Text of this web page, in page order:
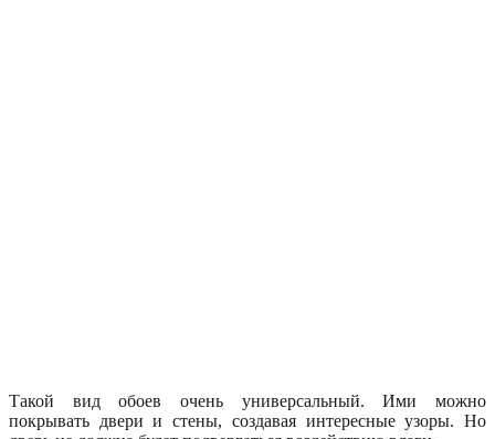
Такой вид обоев очень универсальный. Ими можно
покрывать двери и стены, создавая интересные узоры. Но